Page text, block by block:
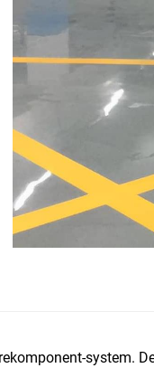
system.